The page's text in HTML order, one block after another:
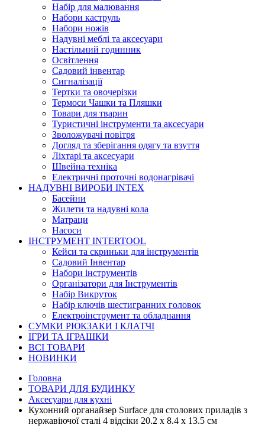
Набір для малювання
Набори каструль
Набори ножів
Надувні меблі та аксесуари
Настільний годинник
Освітлення
Садовий інвентар
Сигналізації
Тертки та овочерізки
Термоси Чашки та Пляшки
Товари для тварин
Туристичні інструменти та аксесуари
Зволожувачі повітря
Догляд та зберігання одягу та взуття
Ліхтарі та аксесуари
Швейна техніка
Електричні проточні водонагрівачі
НАДУВНІ ВИРОБИ INTEX
Басейни
Жилети та надувні кола
Матраци
Насоси
ІНСТРУМЕНТ INTERTOOL
Кейси та скриньки для інструментів
Садовий Інвентар
Набори інструментів
Організатори для Інструментів
Набір Викруток
Набір ключів шестигранних головок
Електроінструмент та обладнання
СУМКИ РЮКЗАКИ І КЛАТЧІ
ІГРИ ТА ІГРАШКИ
ВСІ ТОВАРИ
НОВИНКИ
Головна
ТОВАРИ ДЛЯ БУДИНКУ
Аксесуари для кухні
Кухонний органайзер Surface для столових приладів з
нержавіючої сталі 4 відсіки 20.2 х 8.4 х 13.5 см